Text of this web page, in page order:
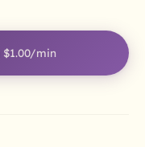
$1.00/min